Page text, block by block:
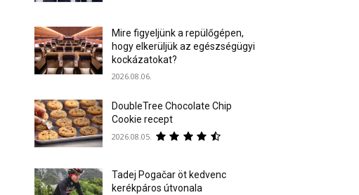
Mire figyeljünk a repülőgépen,
hogy elkerüljük az egészségügyi
kockázatokat?
2026.08.06.
DoubleTree Chocolate Chip
Cookie recept
2026.08.05.
Tadej Pogačar öt kedvenc
kerékpáros útvonala